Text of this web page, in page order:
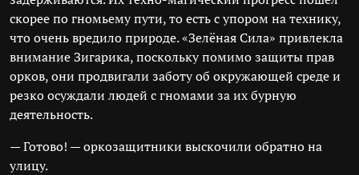
скорее по гномьему пути, то есть с упором на технику,
что очень вредило природе. «Зелёная Сила» привлекла
внимание Зигарика, поскольку помимо защиты прав
орков, они продвигали заботу об окружающей среде и
резко осуждали людей с гномами за их бурную
деятельность.
— Готово! — оркозащитники выскочили обратно на
улицу.